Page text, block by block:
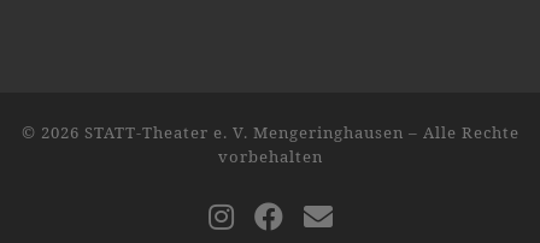
© 2026 STATT-Theater e. V. Mengeringhausen – Alle Rechte
vorbehalten